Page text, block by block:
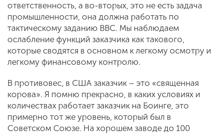
ответственность, а во-вторых, это не есть задача
промышленности, она должна работать по
тактическому заданию ВВС. Мы наблюдаем
ослабление функций заказчика как такового,
которые сводятся в основном к легкому осмотру и
легкому финансовому контролю.
В противовес, в США заказчик – это «священная
корова». Я помню прекрасно, в каких условиях и
количествах работает заказчик на Боинге, это
примерно тот же уровень, который был в
Советском Союзе. На хорошем заводе до 100